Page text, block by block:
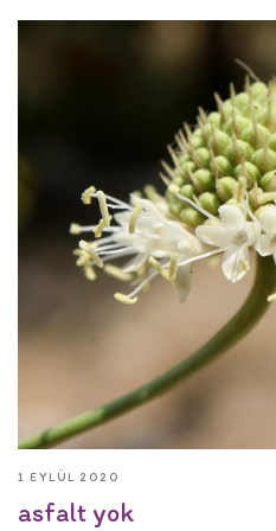
1 EYLÜL 2020
asfalt yok